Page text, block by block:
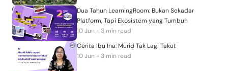
Dua Tahun LearningRoom: Bukan Sekadar
Platform, Tapi Ekosistem yang Tumbuh
10 Jun - 3 min read
Cerita Ibu Ina: Murid Tak Lagi Takut
10 Jun - 3 min read